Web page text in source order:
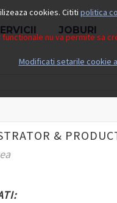
JOBURI
&
cookies. Cititi politica
nu va permite sa
Modificati setarile cookie